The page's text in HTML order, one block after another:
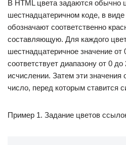
В HTML цвета задаются обычно
шестнадцатеричном коде, в виде
обозначают соответственно
составляющую. Для каждого
шестнадцатеричное значение от
соответствует диапазону от 0
исчислении. Затем эти
число, перед которым ставится
Пример 1. Задание цветов